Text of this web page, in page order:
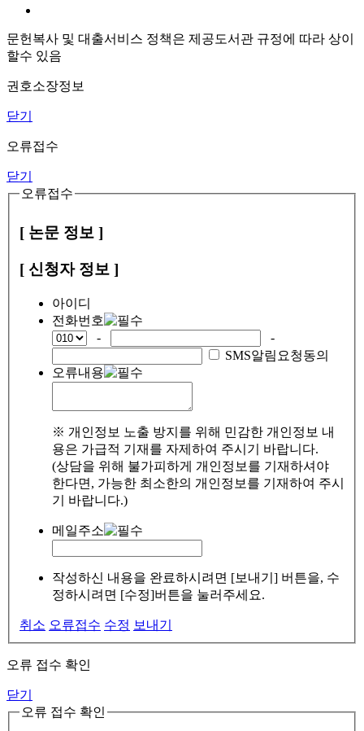
문헌복사 및 대출서비스 정책은 제공도서관 규정에 따라 상이
할수 있음
권호소장정보
닫기
오류접수
닫기
오류접수
[ 논문 정보 ]
[ 신청자 정보 ]
아이디
전화번호
-
-
SMS알림요청동의
오류내용
※ 개인정보 노출 방지를 위해 민감한 개인정보 내
용은 가급적 기재를 자제하여 주시기 바랍니다.
(상담을 위해 불가피하게 개인정보를 기재하셔야
한다면, 가능한 최소한의 개인정보를 기재하여 주시
기 바랍니다.)
메일주소
작성하신 내용을 완료하시려면 [보내기] 버튼을, 수
정하시려면 [수정]버튼을 눌러주세요.
취소 오류접수 수정 보내기
오류 접수 확인
닫기
오류 접수 확인